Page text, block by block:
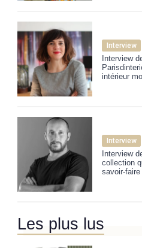
Interview
Interview
intérieur
Interview
Interview
collection
savoir-faire
Les plus lus